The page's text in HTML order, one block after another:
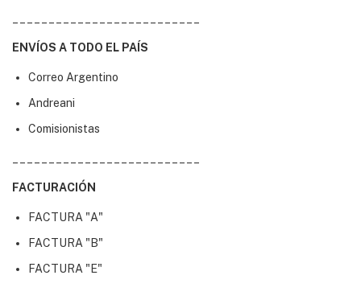
ENVÍOS A TODO EL PAÍS
Correo Argentino
Andreani
Comisionistas
FACTURACIÓN
FACTURA "A"
FACTURA "B"
FACTURA "E"